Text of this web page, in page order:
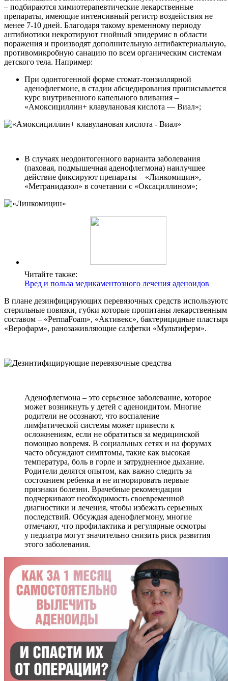
– подбираются химиотерапевтические лекарственные
препараты, имеющие интенсивный регистр воздействия не
менее 7-10 дней. Благодаря такому временному периоду
антибиотики некротируют гнойный эпидермис в области
поражения и производят дополнительную антибактериальную,
противомикробную санацию по всем органическим системам
детского тела. Например:
При одонтогенной форме стомат-тонзиллярной
аденофлегмоне, в стадии абсцедирования приписывается
курс внутривенного капельного вливания –
«Амоксициллин+ клавулановая кислота — Виал»;
В случаях неодонтогенного варианта заболевания
(паховая, подмышечная аденофлегмона) наилучшее
действие фиксируют препараты – «Линкомицин»,
«Метранидазол» в сочетании с «Оксациллином»;
Читайте также:
Вред и польза медикаментозного лечения аденоидов
В плане дезинфицирующих перевязочных средств
стерильные повязки, губки которые пропитаны лекарственным
составом – «PermaFoam», «Активекс», бактерицидные
«Верофарм», ранозаживляющие салфетки «Мультиферм».
Аденофлегмона – это серьезное заболевание, которое
может возникнуть у детей с аденоидитом. Многие
родители не осознают, что воспаление
лимфатической системы может привести к
осложнениям, если не обратиться за медицинской
помощью вовремя. В социальных сетях и на форумах
часто обсуждают симптомы, такие как высокая
температура, боль в горле и затрудненное дыхание.
Родители делятся опытом, как важно следить за
состоянием ребенка и не игнорировать первые
признаки болезни. Врачебные рекомендации
подчеркивают необходимость своевременной
диагностики и лечения, чтобы избежать серьезных
последствий. Обсуждая аденофлегмону, многие
отмечают, что профилактика и регулярные осмотры
у педиатра могут значительно снизить риск развития
этого заболевания.